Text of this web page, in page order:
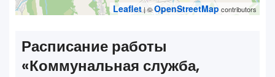
Leaflet| ©OpenStreetMap contributors
Расписание работы
«‎Коммунальная служба,